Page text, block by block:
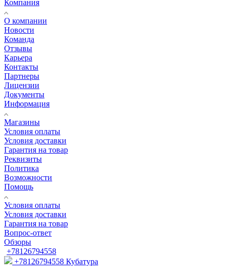
Компания
О компании
Новости
Команда
Отзывы
Карьера
Контакты
Партнеры
Лицензии
Документы
Информация
Магазины
Условия оплаты
Условия доставки
Гарантия на товар
Реквизиты
Политика
Возможности
Помощь
Условия оплаты
Условия доставки
Гарантия на товар
Вопрос-ответ
Обзоры
+78126794558
+78126794558 Кубатура